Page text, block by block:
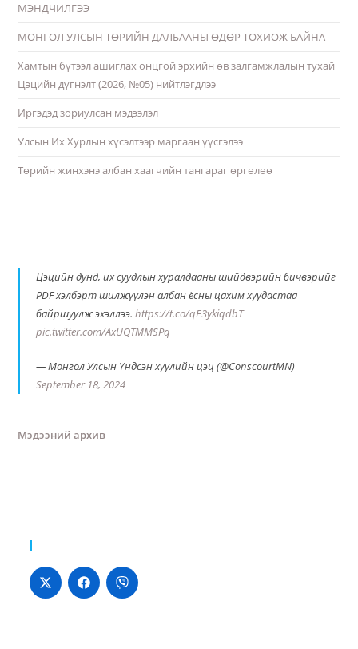
МЭНДЧИЛГЭЭ
МОНГОЛ УЛСЫН ТӨРИЙН ДАЛБААНЫ ӨДӨР ТОХИОЖ БАЙНА
Хамтын бүтээл ашиглах онцгой эрхийн өв залгамжлалын тухай
Цэцийн дүгнэлт (2026, №05) нийтлэгдлээ
Иргэдэд зориулсан мэдээлэл
Улсын Их Хурлын хүсэлтээр маргаан үүсгэлээ
Төрийн жинхэнэ албан хаагчийн тангараг өргөлөө
Цэцийн дунд, их суудлын хуралдааны шийдвэрийн бичвэрийг
PDF хэлбэрт шилжүүлэн албан ёсны цахим хуудастаа
байршуулж эхэллээ.https://t.co/qE3ykiqdbT
pic.twitter.com/AxUQTMMSPq
— Монгол Улсын Үндсэн хуулийн цэц (@ConscourtMN)
September 18, 2024
Мэдээний архив